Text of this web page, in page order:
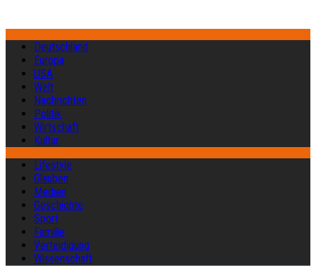
Deutschland
Europa
USA
Welt
Nachrichten
Politik
Wirtschaft
Kultur
Lifestyle
Glauben
Medien
Geschichte
Sport
Familie
Verteidigung
Wissenschaft